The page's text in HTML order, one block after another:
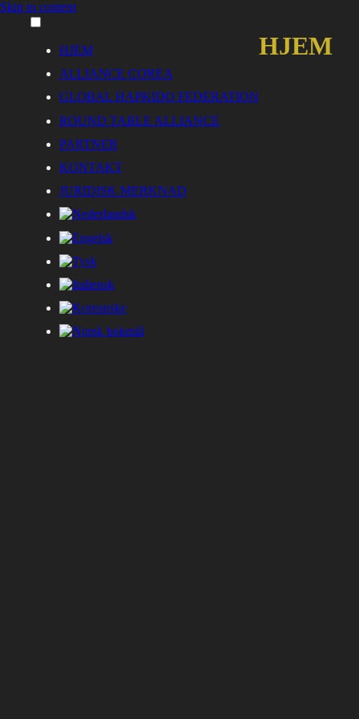
Skip to content
HJEM
ALLIANCE COREA
GLOBAL HAPKIDO FEDERATION
ROUND TABLE ALLIANCE
PARTNER
KONTAKT
JURIDISK MERKNAD
HJEM